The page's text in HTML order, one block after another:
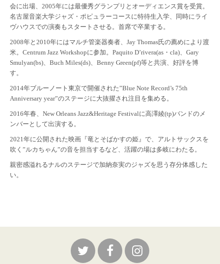
会に出場、2005年には最優秀グランプリとオーディエンス賞を受賞。
名古屋音楽大学ジャズ・ポピュラーコースに特待生入学、同時にライ
ヴハウスでの演奏もスタートさせる。首席で卒業する。
2008年と2010年にはマルチ管楽器奏者、Jay Thomas氏の薦めにより渡
米。Centrum Jazz Workshopに参加。Paquito D’rivera(as・cla)、Gary
Smulyan(bs)、Buch Miles(ds)、Benny Green(pf)等と共演、好評を博
す。
2014年ブルーノート東京で開催された”Blue Note Record’s 75th
Anniversary year”のステージに大抜擢され注目を集める。
2016年春、New Orleans Jazz&Heritage Festivalに高澤綾(tp)バンドのメ
ンバーとして出演する。
2021年に公開された映画『竜とそばかすの姫』で、アルトサックスを
吹く”ルカちゃん”の音を担当するなど、活躍の場は多岐にわたる。
親密感溢れるナルのステージで加納奈実のジャズを思う存分体感した
い。